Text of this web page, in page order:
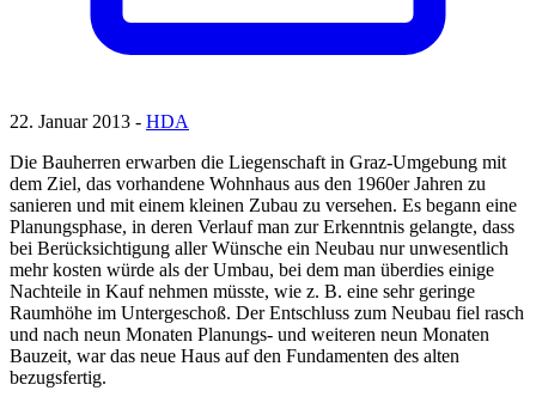
22. Januar 2013 - HDA
Die Bauherren erwarben die Liegenschaft in Graz-Umgebung mit
dem Ziel, das vorhandene Wohnhaus aus den 1960er Jahren zu
sanieren und mit einem kleinen Zubau zu versehen. Es begann eine
Planungsphase, in deren Verlauf man zur Erkenntnis gelangte, dass
bei Berücksichtigung aller Wünsche ein Neubau nur unwesentlich
mehr kosten würde als der Umbau, bei dem man überdies einige
Nachteile in Kauf nehmen müsste, wie z. B. eine sehr geringe
Raumhöhe im Untergeschoß. Der Entschluss zum Neubau fiel rasch
und nach neun Monaten Planungs- und weiteren neun Monaten
Bauzeit, war das neue Haus auf den Fundamenten des alten
bezugsfertig.